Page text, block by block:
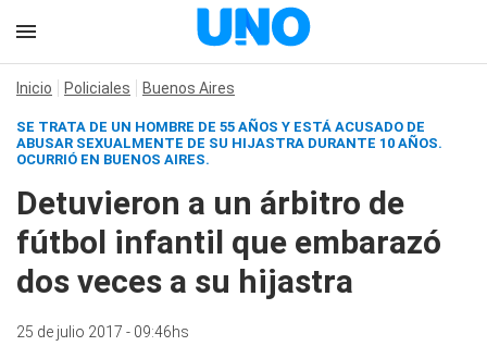
Inicio Policiales Buenos Aires
SE TRATA DE UN HOMBRE DE 55 AÑOS Y ESTÁ ACUSADO DE
ABUSAR SEXUALMENTE DE SU HIJASTRA DURANTE 10 AÑOS.
OCURRIÓ EN BUENOS AIRES.
Detuvieron a un árbitro de
fútbol infantil que embarazó
dos veces a su hijastra
25 de julio 2017 - 09:46hs